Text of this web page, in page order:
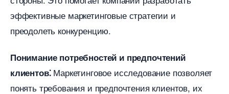
эффективные маркетинговые стратегии и
преодолеть конкуренцию.​
Понимание потребностей и предпочтений
клиентов⁚Маркетинговое исследование позволяет
понять требования и предпочтения клиентов, их